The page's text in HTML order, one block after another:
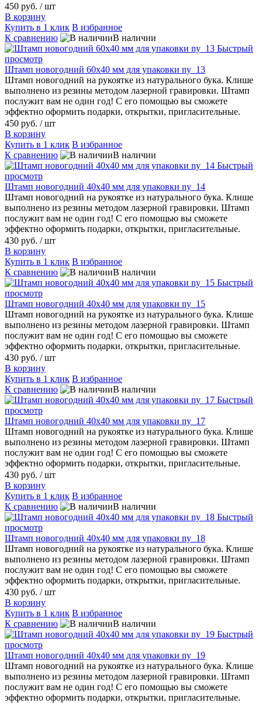
450 руб. / шт
В корзину
Купить в 1 клик В избранное
К сравнению
В наличии
Быстрый
просмотр
Штамп новогодний 60х40 мм для упаковки ny_13
Штамп новогодний на рукоятке из натурального бука. Клише
выполнено из резины методом лазерной гравировки. Штамп
послужит вам не один год! С его помощью вы сможете
эффектно оформить подарки, открытки, пригласительные.
450 руб. / шт
В корзину
Купить в 1 клик В избранное
К сравнению
В наличии
Быстрый
просмотр
Штамп новогодний 40х40 мм для упаковки ny_14
Штамп новогодний на рукоятке из натурального бука. Клише
выполнено из резины методом лазерной гравировки. Штамп
послужит вам не один год! С его помощью вы сможете
эффектно оформить подарки, открытки, пригласительные.
430 руб. / шт
В корзину
Купить в 1 клик В избранное
К сравнению
В наличии
Быстрый
просмотр
Штамп новогодний 40х40 мм для упаковки ny_15
Штамп новогодний на рукоятке из натурального бука. Клише
выполнено из резины методом лазерной гравировки. Штамп
послужит вам не один год! С его помощью вы сможете
эффектно оформить подарки, открытки, пригласительные.
430 руб. / шт
В корзину
Купить в 1 клик В избранное
К сравнению
В наличии
Быстрый
просмотр
Штамп новогодний 40х40 мм для упаковки ny_17
Штамп новогодний на рукоятке из натурального бука. Клише
выполнено из резины методом лазерной гравировки. Штамп
послужит вам не один год! С его помощью вы сможете
эффектно оформить подарки, открытки, пригласительные.
430 руб. / шт
В корзину
Купить в 1 клик В избранное
К сравнению
В наличии
Быстрый
просмотр
Штамп новогодний 40х40 мм для упаковки ny_18
Штамп новогодний на рукоятке из натурального бука. Клише
выполнено из резины методом лазерной гравировки. Штамп
послужит вам не один год! С его помощью вы сможете
эффектно оформить подарки, открытки, пригласительные.
430 руб. / шт
В корзину
Купить в 1 клик В избранное
К сравнению
В наличии
Быстрый
просмотр
Штамп новогодний 40х40 мм для упаковки ny_19
Штамп новогодний на рукоятке из натурального бука. Клише
выполнено из резины методом лазерной гравировки. Штамп
послужит вам не один год! С его помощью вы сможете
эффектно оформить подарки, открытки, пригласительные.